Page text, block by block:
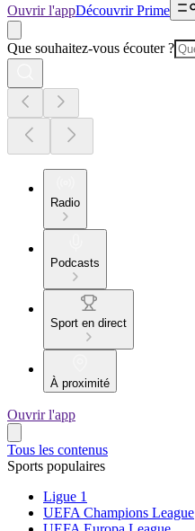
Ouvrir l'appDécouvrir Prime
Que souhaitez-vous écouter ?
Radio
Podcasts
Sport en direct
À proximité
Ouvrir l'app
Tous les contenus
Sports populaires
Ligue 1
UEFA Champions League